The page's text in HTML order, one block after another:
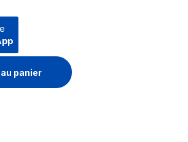
SIP et 2 lignes Grandstream WP810 -
panier